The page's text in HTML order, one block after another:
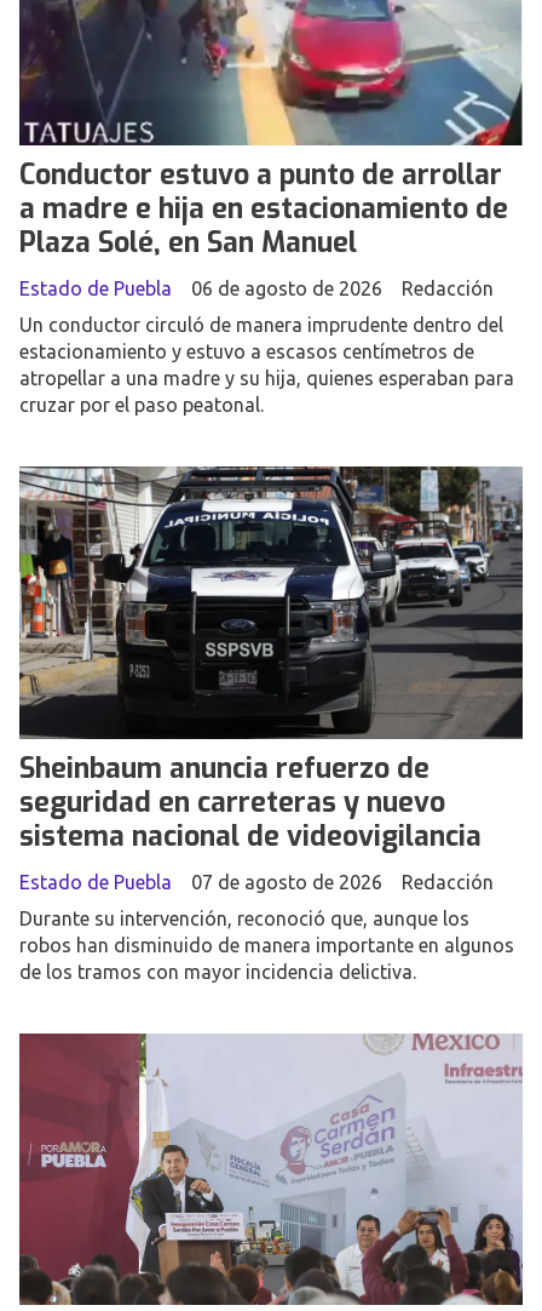
Conductor estuvo a punto de arrollar
a madre e hija en estacionamiento de
Plaza Solé, en San Manuel
Redacción
Estado de Puebla
06 de agosto de 2026
Un conductor circuló de manera imprudente dentro del
estacionamiento y estuvo a escasos centímetros de
atropellar a una madre y su hija, quienes esperaban para
cruzar por el paso peatonal.
Sheinbaum anuncia refuerzo de
seguridad en carreteras y nuevo
sistema nacional de videovigilancia
Redacción
Estado de Puebla
07 de agosto de 2026
Durante su intervención, reconoció que, aunque los
robos han disminuido de manera importante en algunos
de los tramos con mayor incidencia delictiva.